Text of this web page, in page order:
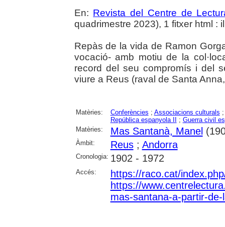
En: Revista del Centre de
quadrimestre 2023), 1 fitxer html :
Repàs de la vida de Ramon
vocació- amb motiu de la
record del seu compromís i del
viure a Reus (raval de Santa
Matèries: Conferències ; Associacions culturals
República espanyola II
; Guerra civil
Matèries:
Mas Santanà, Manel
Àmbit: Reus; Andorra
Cronologia: 1902 - 1972
Accés:
https://raco.cat/
https://
mas-santana-a-partir-